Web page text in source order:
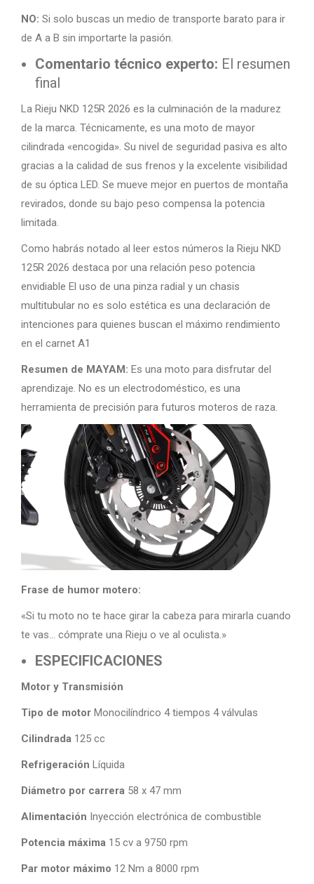
NO: Si solo buscas un medio de transporte barato para ir
de A a B sin importarte la pasión.
Comentario técnico experto: El resumen
final
La Rieju NKD 125R 2026 es la culminación de la madurez
de la marca. Técnicamente, es una moto de mayor
cilindrada «encogida». Su nivel de seguridad pasiva es alto
gracias a la calidad de sus frenos y la excelente visibilidad
de su óptica LED. Se mueve mejor en puertos de montaña
revirados, donde su bajo peso compensa la potencia
limitada.
Como habrás notado al leer estos números la Rieju NKD
125R 2026 destaca por una relación peso potencia
envidiable El uso de una pinza radial y un chasis
multitubular no es solo estética es una declaración de
intenciones para quienes buscan el máximo rendimiento
en el carnet A1
Resumen de MAYAM: Es una moto para disfrutar del
aprendizaje. No es un electrodoméstico, es una
herramienta de precisión para futuros moteros de raza.
Frase de humor motero:
«Si tu moto no te hace girar la cabeza para mirarla cuando
te vas… cómprate una Rieju o ve al oculista.»
ESPECIFICACIONES
Motor y Transmisión
Tipo de motor Monocilíndrico 4 tiempos 4 válvulas
Cilindrada 125 cc
Refrigeración Líquida
Diámetro por carrera 58 x 47 mm
Alimentación Inyección electrónica de combustible
Potencia máxima 15 cv a 9750 rpm
Par motor máximo 12 Nm a 8000 rpm